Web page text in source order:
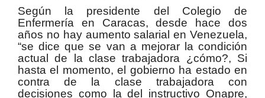
Según la presidente del Colegio de
Enfermería en Caracas, desde hace dos
años no hay aumento salarial en Venezuela,
“se dice que se van a mejorar la condición
actual de la clase trabajadora ¿cómo?, Si
hasta el momento, el gobierno ha estado en
contra de la clase trabajadora con
decisiones como la del instructivo Onapre,